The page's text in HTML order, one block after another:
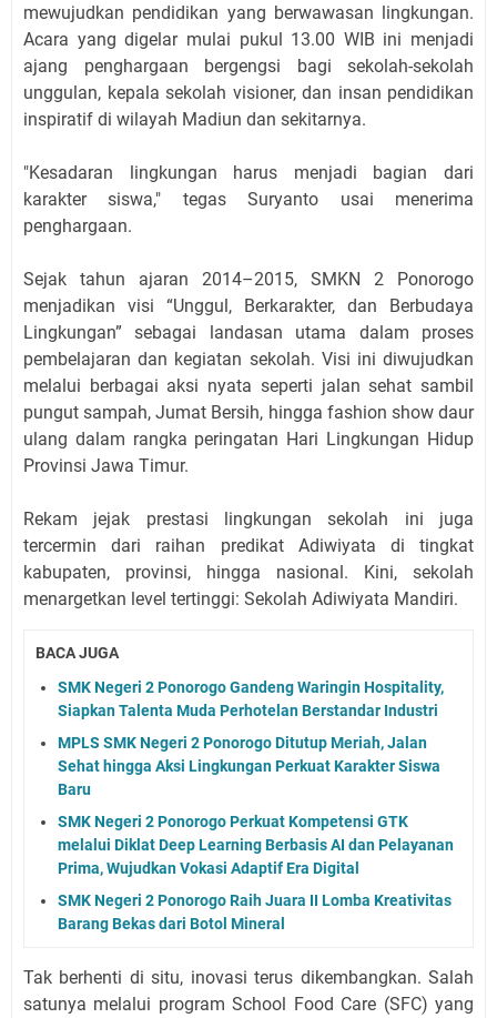
mewujudkan pendidikan yang berwawasan lingkungan.
Acara yang digelar mulai pukul 13.00 WIB ini menjadi
ajang penghargaan bergengsi bagi sekolah-sekolah
unggulan, kepala sekolah visioner, dan insan pendidikan
inspiratif di wilayah Madiun dan sekitarnya.
"Kesadaran lingkungan harus menjadi bagian dari
karakter siswa," tegas Suryanto usai menerima
penghargaan.
Sejak tahun ajaran 2014–2015, SMKN 2 Ponorogo
menjadikan visi “Unggul, Berkarakter, dan Berbudaya
Lingkungan” sebagai landasan utama dalam proses
pembelajaran dan kegiatan sekolah. Visi ini diwujudkan
melalui berbagai aksi nyata seperti jalan sehat sambil
pungut sampah, Jumat Bersih, hingga fashion show daur
ulang dalam rangka peringatan Hari Lingkungan Hidup
Provinsi Jawa Timur.
Rekam jejak prestasi lingkungan sekolah ini juga
tercermin dari raihan predikat Adiwiyata di tingkat
kabupaten, provinsi, hingga nasional. Kini, sekolah
menargetkan level tertinggi: Sekolah Adiwiyata Mandiri.
BACA JUGA
SMK Negeri 2 Ponorogo Gandeng Waringin Hospitality,
Siapkan Talenta Muda Perhotelan Berstandar Industri
MPLS SMK Negeri 2 Ponorogo Ditutup Meriah, Jalan
Sehat hingga Aksi Lingkungan Perkuat Karakter Siswa
Baru
SMK Negeri 2 Ponorogo Perkuat Kompetensi GTK
melalui Diklat Deep Learning Berbasis AI dan Pelayanan
Prima, Wujudkan Vokasi Adaptif Era Digital
SMK Negeri 2 Ponorogo Raih Juara II Lomba Kreativitas
Barang Bekas dari Botol Mineral
Tak berhenti di situ, inovasi terus dikembangkan. Salah
satunya melalui program School Food Care (SFC) yang